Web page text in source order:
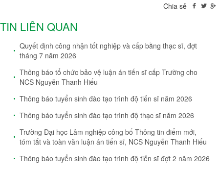
Chia sẻ
TIN LIÊN QUAN
Quyết định công nhận tốt nghiệp và cấp bằng thạc sĩ, đợt
tháng 7 năm 2026
Thông báo tổ chức bảo vệ luận án tiến sĩ cấp Trường cho
NCS Nguyễn Thanh Hiếu
Thông báo tuyển sinh đào tạo trình độ tiến sĩ năm 2026
Thông báo tuyển sinh đào tạo trình độ thạc sĩ năm 2026
Trường Đại học Lâm nghiệp công bố Thông tin điểm mới,
tóm tắt và toàn văn luận án tiến sĩ, NCS Nguyễn Thanh Hiếu
Thông báo tuyển sinh đào tạo trình độ tiến sĩ đợt 2 năm 2026